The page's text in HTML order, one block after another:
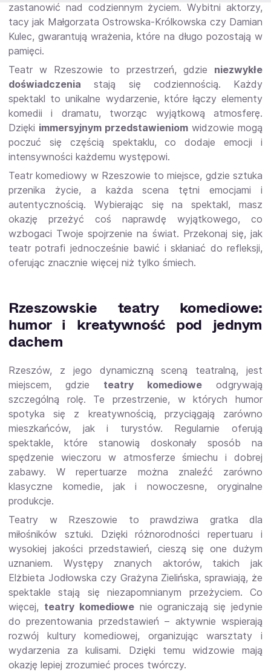
zastanowić nad codziennym życiem. Wybitni aktorzy,
tacy jak Małgorzata Ostrowska-Królkowska czy Damian
Kulec, gwarantują wrażenia, które na długo pozostają w
pamięci.
Teatr w Rzeszowie to przestrzeń, gdzie niezwykłe
doświadczenia stają się codziennością. Każdy
spektakl to unikalne wydarzenie, które łączy elementy
komedii i dramatu, tworząc wyjątkową atmosferę.
Dzięki immersyjnym przedstawieniom widzowie mogą
poczuć się częścią spektaklu, co dodaje emocji i
intensywności każdemu występowi.
Teatr komediowy w Rzeszowie to miejsce, gdzie sztuka
przenika życie, a każda scena tętni emocjami i
autentycznością. Wybierając się na spektakl, masz
okazję przeżyć coś naprawdę wyjątkowego, co
wzbogaci Twoje spojrzenie na świat. Przekonaj się, jak
teatr potrafi jednocześnie bawić i skłaniać do refleksji,
oferując znacznie więcej niż tylko śmiech.
Rzeszowskie teatry komediowe:
humor i kreatywność pod jednym
dachem
Rzeszów, z jego dynamiczną sceną teatralną, jest
miejscem, gdzie teatry komediowe odgrywają
szczególną rolę. Te przestrzenie, w których humor
spotyka się z kreatywnością, przyciągają zarówno
mieszkańców, jak i turystów. Regularnie oferują
spektakle, które stanowią doskonały sposób na
spędzenie wieczoru w atmosferze śmiechu i dobrej
zabawy. W repertuarze można znaleźć zarówno
klasyczne komedie, jak i nowoczesne, oryginalne
produkcje.
Teatry w Rzeszowie to prawdziwa gratka dla
miłośników sztuki. Dzięki różnorodności repertuaru i
wysokiej jakości przedstawień, cieszą się one dużym
uznaniem. Występy znanych aktorów, takich jak
Elżbieta Jodłowska czy Grażyna Zielińska, sprawiają, że
spektakle stają się niezapomnianym przeżyciem. Co
więcej, teatry komediowenie ograniczają się jedynie
do prezentowania przedstawień – aktywnie wspierają
rozwój kultury komediowej, organizując warsztaty i
wydarzenia za kulisami. Dzięki temu widzowie mają
okazję lepiej zrozumieć proces twórczy.